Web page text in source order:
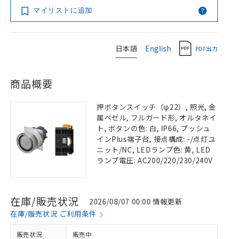
マイリストに追加
日本語 English PDF出力
商品概要
押ボタンスイッチ（φ22）, 照光, 金
属ベゼル, フルガード形, オルタネイ
ト, ボタンの色: 白, IP66, プッシュ
インPlus端子台, 接点構成: -/点灯ユ
ニット/NC, LEDランプ色: 黄, LED
ランプ電圧: AC200/220/230/240V
在庫/販売状況
2026/08/07 00:00 情報更新
在庫/販売状況 ご利用条件
販売状況 販売中